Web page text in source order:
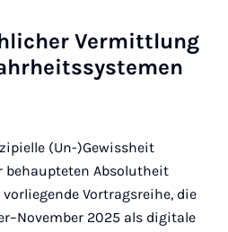
Vermittlung
(Un-)Gewissheit
behaupteten Absolutheit
Vortragsreihe, die
2025 als digitale